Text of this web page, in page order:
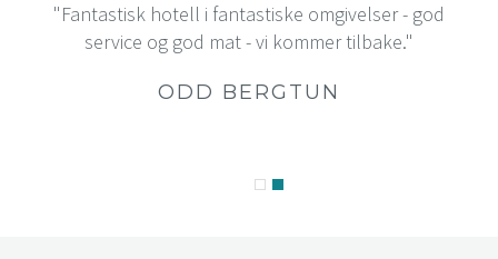
"Fantastisk hotell i fantastiske omgivelser - god
service og god mat - vi kommer tilbake."
ODD BERGTUN